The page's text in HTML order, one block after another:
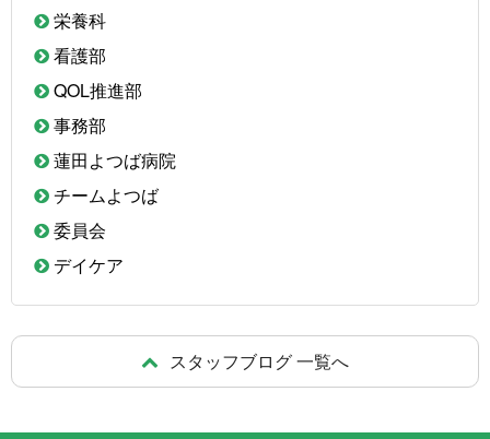
栄養科
看護部
QOL推進部
事務部
蓮田よつば病院
チームよつば
委員会
デイケア
スタッフブログ 一覧へ